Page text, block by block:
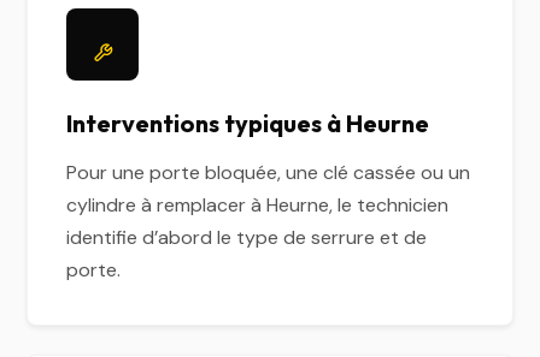
Interventions typiques à Heurne
Pour une porte bloquée, une clé cassée ou un
cylindre à remplacer à Heurne, le technicien
identifie d’abord le type de serrure et de
porte.